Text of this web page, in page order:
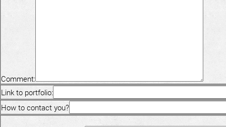
Comment:
Link to portfolio:
How to contact you?